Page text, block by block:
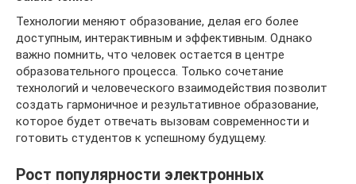
Технологии меняют образование, делая его более
доступным, интерактивным и эффективным. Однако
важно помнить, что человек остается в центре
образовательного процесса. Только сочетание
технологий и человеческого взаимодействия позволит
создать гармоничное и результативное образование,
которое будет отвечать вызовам современности и
готовить студентов к успешному будущему.
Рост популярности электронных